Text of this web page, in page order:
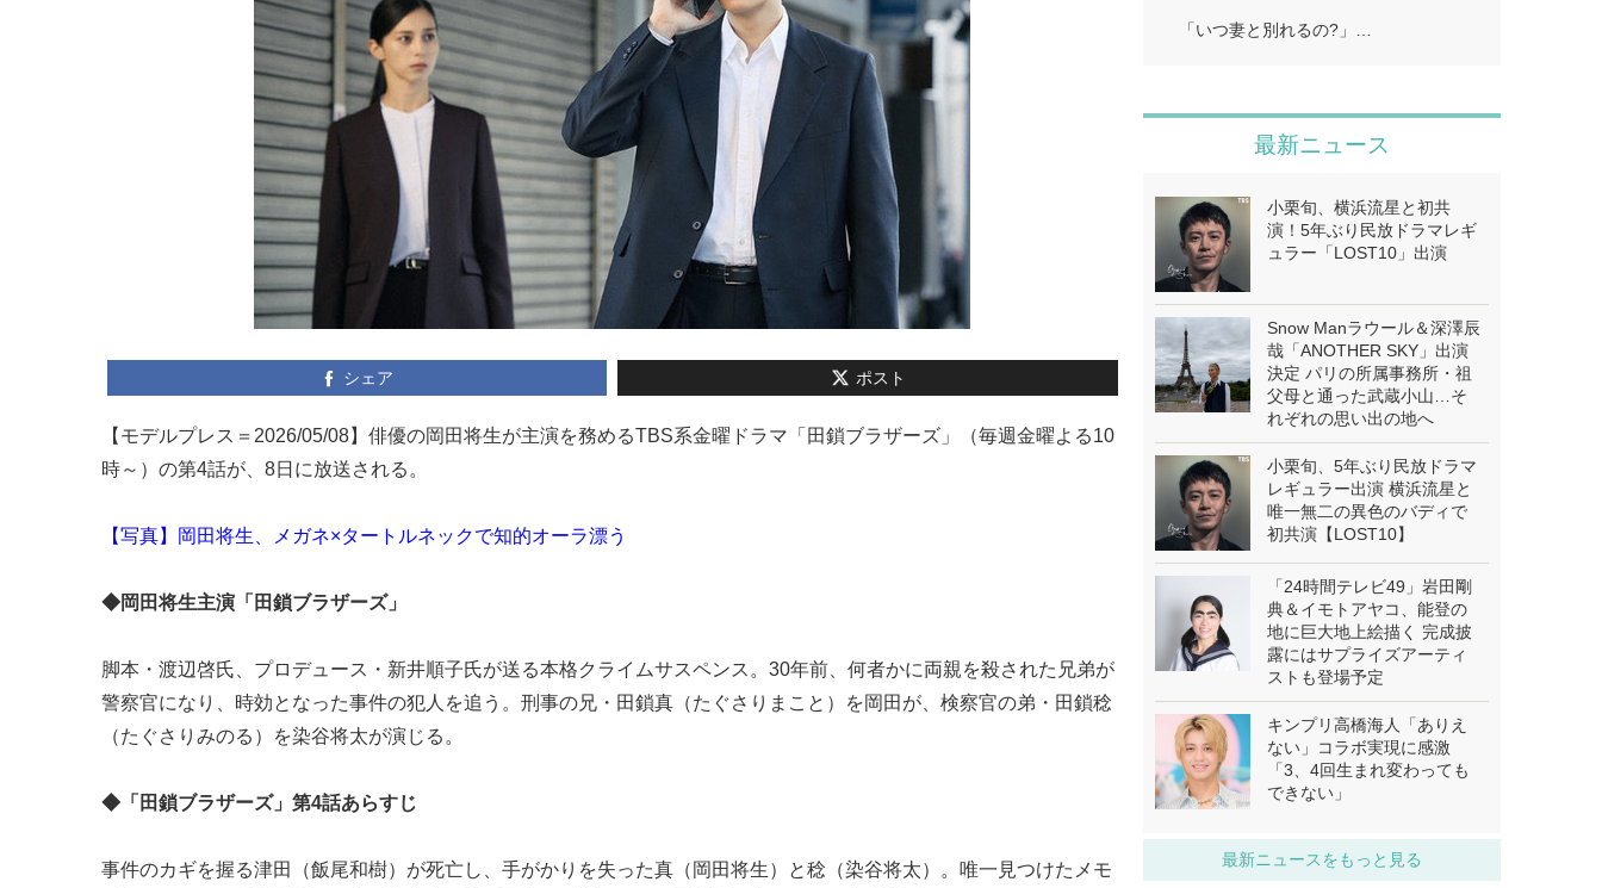
シェア ポスト
【モデルプレス＝2026/05/08】俳優の岡田将生が主演を務めるTBS系金曜ドラマ「田鎖ブラザーズ」（毎週金曜よる10
時～）の第4話が、8日に放送される。
【写真】岡田将生、メガネ×タートルネックで知的オーラ漂う
◆岡田将生主演「田鎖ブラザーズ」
脚本・渡辺啓氏、プロデュース・新井順子氏が送る本格クライムサスペンス。30年前、何者かに両親を殺された兄弟が
警察官になり、時効となった事件の犯人を追う。刑事の兄・田鎖真（たぐさりまこと）を岡田が、検察官の弟・田鎖稔
（たぐさりみのる）を染谷将太が演じる。
◆「田鎖ブラザーズ」第4話あらすじ
事件のカギを握る津田（飯尾和樹）が死亡し、手がかりを失った真（岡田将生）と稔（染谷将太）。唯一見つけたメモ
「いつ妻と別れるの?」…
最新ニュース
小栗旬、横浜流星と初共
演！5年ぶり民放ドラマレギ
ュラー「LOST10」出演
Snow Manラウール＆深澤辰
哉「ANOTHER SKY」出演
決定 パリの所属事務所・祖
父母と通った武蔵小山…そ
れぞれの思い出の地へ
小栗旬、5年ぶり民放ドラマ
レギュラー出演 横浜流星と
唯一無二の異色のバディで
初共演【LOST10】
「24時間テレビ49」岩田剛
典＆イモトアヤコ、能登の
地に巨大地上絵描く 完成披
露にはサプライズアーティ
ストも登場予定
キンプリ高橋海人「ありえ
ない」コラボ実現に感激
「3、4回生まれ変わっても
できない」
最新ニュースをもっと見る